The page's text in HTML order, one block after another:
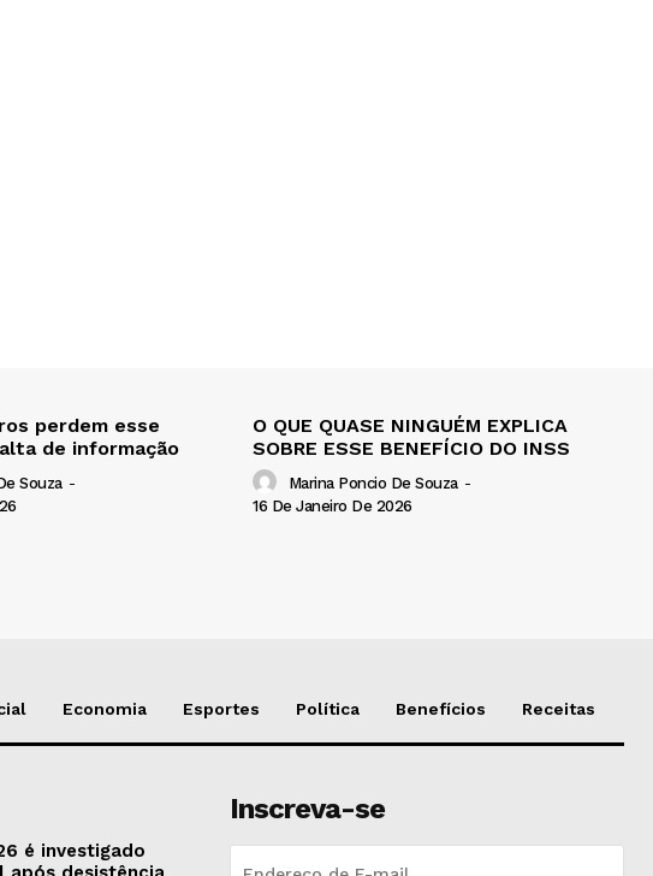
perdem esse
de informação
Souza -
O QUE QUASE NINGUÉM EXPLICA
SOBRE ESSE BENEFÍCIO DO INSS
Marina Poncio De Souza -
16 De Janeiro De 2026
Economia Esportes Política Benefícios Receitas
é investigado
Inscreva-se